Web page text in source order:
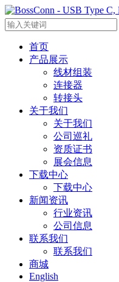
首页
产品展示
线材组装
连接器
转接头
关于我们
关于我们
公司巡礼
资质证书
展会信息
下载中心
下载中心
新闻资讯
行业资讯
公司信息
联系我们
联系我们
商城
English